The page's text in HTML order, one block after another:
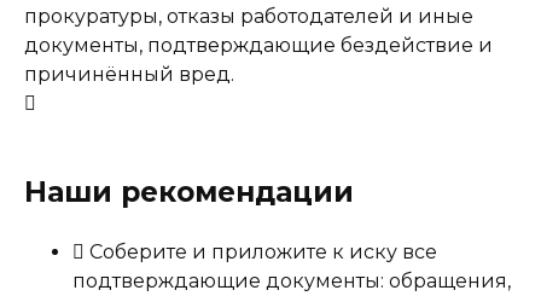
прокуратуры, отказы работодателей и иные
документы, подтверждающие бездействие и
причинённый вред.
Наши рекомендации
Соберите и приложите к иску все
подтверждающие документы: обращения,